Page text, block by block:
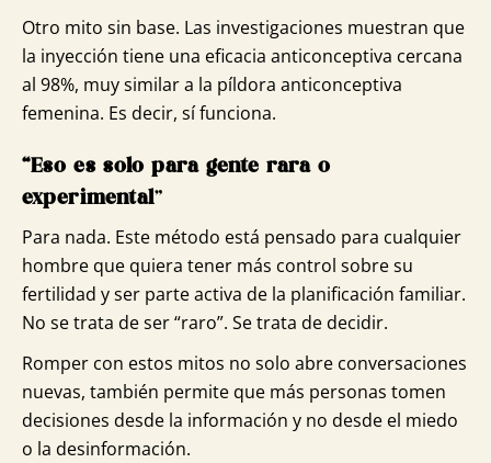
Otro mito sin base. Las investigaciones muestran que
la inyección tiene una eficacia anticonceptiva cercana
al 98%, muy similar a la píldora anticonceptiva
femenina. Es decir, sí funciona.
“Eso es solo para gente rara o
experimental”
Para nada. Este método está pensado para cualquier
hombre que quiera tener más control sobre su
fertilidad y ser parte activa de la planificación familiar.
No se trata de ser “raro”. Se trata de decidir.
Romper con estos mitos no solo abre conversaciones
nuevas, también permite que más personas tomen
decisiones desde la información y no desde el miedo
o la desinformación.